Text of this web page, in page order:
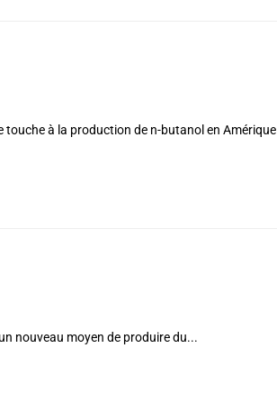
touche à la production de n-butanol en Amérique
nouveau moyen de produire du...